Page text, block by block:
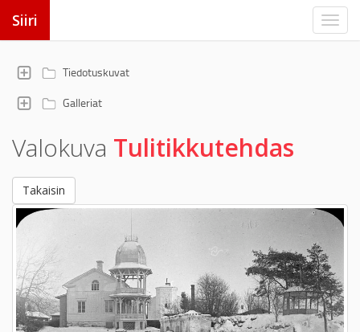
Siiri
Tiedotuskuvat
Galleriat
Valokuva Tulitikkutehdas
Takaisin